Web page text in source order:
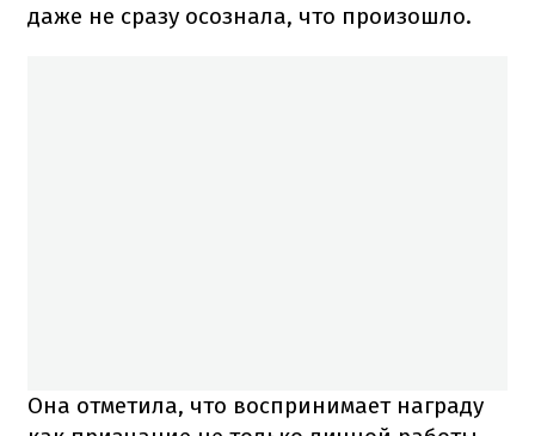
даже не сразу осознала, что произошло.
Она отметила, что воспринимает награду